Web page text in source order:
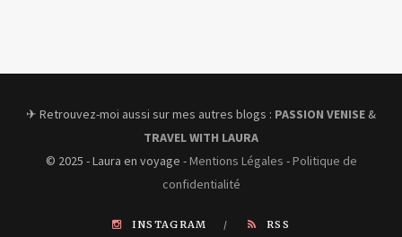
✈︎ Retrouvez-moi aussi sur mes autres blogs : PASSION VENISE &
TRAVEL WITH LAURA
© 2025 - Laura en voyage -Mentions Légales -Politique de
confidentialité
INSTAGRAM RSS